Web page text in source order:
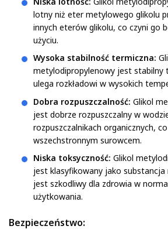
lotny niż eter metylowego glikolu
innych eterów glikolu, co czyni go
użyciu.
Wysoka stabilność termiczna:
metylodipropylenowy jest stabilny
ulega rozkładowi w wysokich
Dobra rozpuszczalność: Glikol
jest dobrze rozpuszczalny w
rozpuszczalnikach organicznych,
wszechstronnym surowcem.
Niska toksyczność: Glikol
jest klasyfikowany jako substancja
jest szkodliwy dla zdrowia w
użytkowania.
Bezpieczeństwo: